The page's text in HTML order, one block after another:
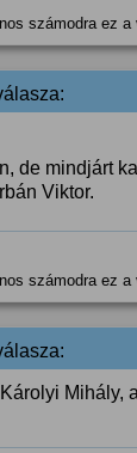
számodra ez a
de mindjárt
Viktor.
számodra ez a
Mihály,